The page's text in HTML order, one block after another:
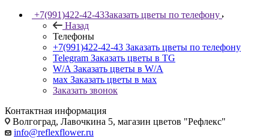
+7(991)422-42-43Заказать цветы по телефону
Назад
Телефоны
+7(991)422-42-43 Заказать цветы по телефону
Telegram Заказать цветы в TG
W/A Заказать цветы в W/A
мах Заказать цветы в мах
Заказать звонок
Контактная информация
Волгоград, Лавочкина 5, магазин цветов "Рефлекс"
info@reflexflower.ru